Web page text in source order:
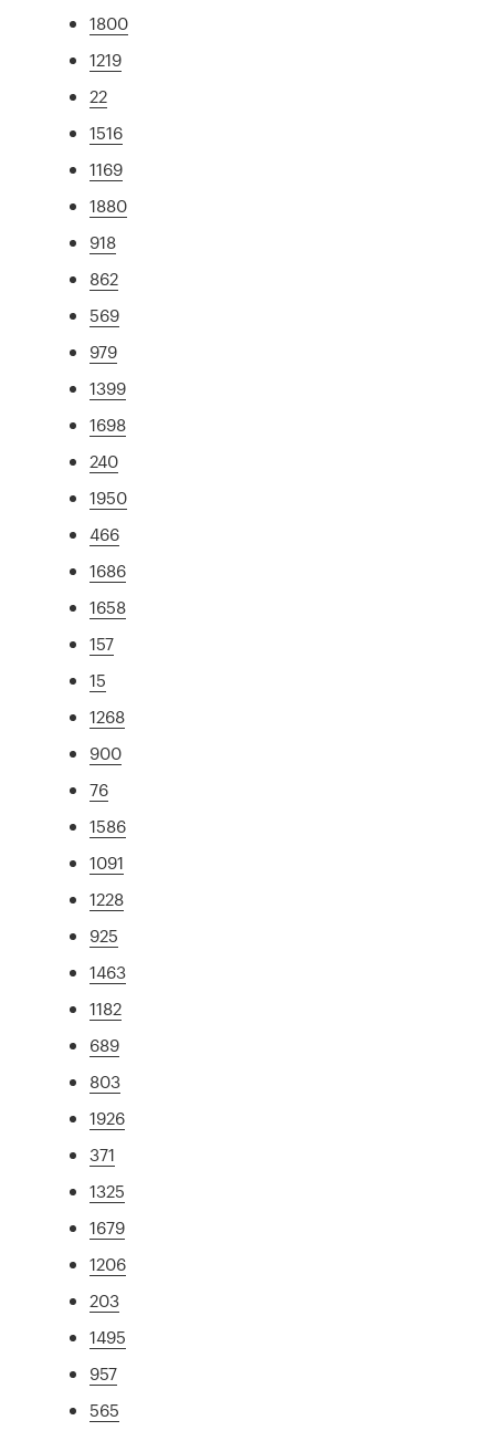
1800
1219
22
1516
1169
1880
918
862
569
979
1399
1698
240
1950
466
1686
1658
157
15
1268
900
76
1586
1091
1228
925
1463
1182
689
803
1926
371
1325
1679
1206
203
1495
957
565